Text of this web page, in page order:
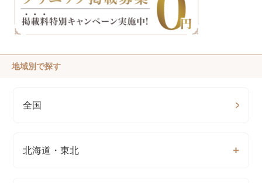
地域別で探す
全国
北海道・東北